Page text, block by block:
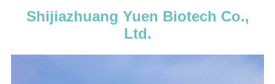
Shijiazhuang Yuen Biotech Co.,
Ltd.